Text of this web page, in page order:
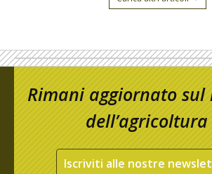
Rimani aggiornato sul
dell’agricoltura
Iscriviti alle nostre